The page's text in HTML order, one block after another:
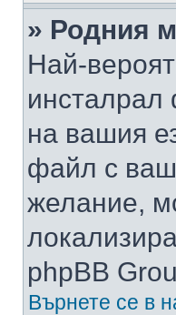
» Родния
Най-
на вашия
файл с
желание,
phpBB
Върнете се в